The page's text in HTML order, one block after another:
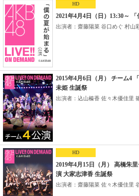
HD
2021年4月4日（日）13:30～
出演者：齋藤陽菜 谷口めぐ 村山彩
2015年4月6日（月） チーム4
未姫 生誕祭
出演者：込山榛香 佐々木優佳里 篠
HD
2019年4月15日（月） 高橋朱
演 大家志津香 生誕祭
出演者：齋藤陽菜 佐々木優佳里 谷